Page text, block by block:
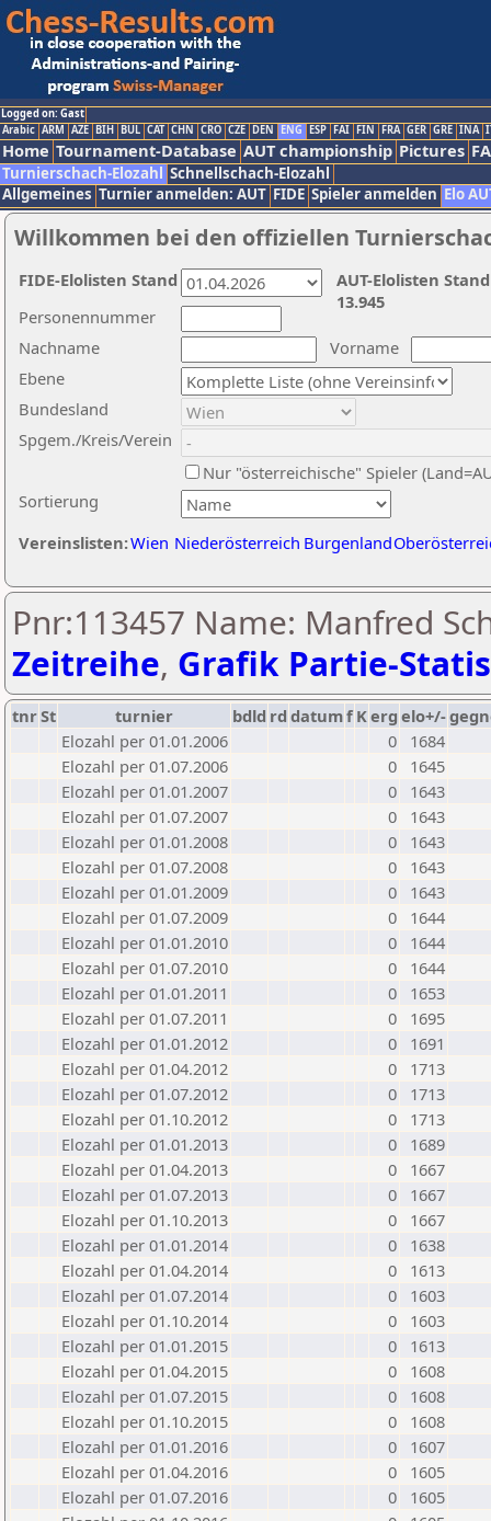
Logged on: Gast
Arabic ARM AZE BIH BUL CAT CHN CRO CZE DEN ENG ESP FAI FIN FRA GER GRE INA
Home Tournament-Database AUT championship Pictures
Turnierschach-Elozahl Schnellschach-Elozahl
Allgemeines Turnier anmelden: AUT FIDE Spieler anmelden Elo
Willkommen bei den offiziellen
Nachname
Vorname
Ebene
Sortierung
Personennummer
Bundesland
Spgem./Kreis/Verein
Nur "österreichische" Spieler
Vereinslisten:Wien Niederösterreich Burgenland
AUT-Elolisten
13.945
FIDE-Elolisten Stand
Pnr:113457 Name: Manfred
Zeitreihe, Grafik Partie-
tnrSt turnier bdld rd datumf Kerg elo+/-
Elozahl per 01.01.2006
0
1684
Elozahl per 01.07.2006
0
1645
Elozahl per 01.01.2007
0
1643
Elozahl per 01.07.2007
0
1643
Elozahl per 01.01.2008
0
1643
Elozahl per 01.07.2008
0
1643
Elozahl per 01.01.2009
0
1643
Elozahl per 01.07.2009
0
1644
Elozahl per 01.01.2010
0
1644
Elozahl per 01.07.2010
0
1644
Elozahl per 01.01.2011
0
1653
Elozahl per 01.07.2011
0
1695
Elozahl per 01.01.2012
0
1691
Elozahl per 01.04.2012
0
1713
Elozahl per 01.07.2012
0
1713
Elozahl per 01.10.2012
0
1713
Elozahl per 01.01.2013
0
1689
Elozahl per 01.04.2013
0
1667
Elozahl per 01.07.2013
0
1667
Elozahl per 01.10.2013
0
1667
Elozahl per 01.01.2014
0
1638
Elozahl per 01.04.2014
0
1613
Elozahl per 01.07.2014
0
1603
Elozahl per 01.10.2014
0
1603
Elozahl per 01.01.2015
0
1613
Elozahl per 01.04.2015
0
1608
Elozahl per 01.07.2015
0
1608
Elozahl per 01.10.2015
0
1608
Elozahl per 01.01.2016
0
1607
Elozahl per 01.04.2016
0
1605
Elozahl per 01.07.2016
0
1605